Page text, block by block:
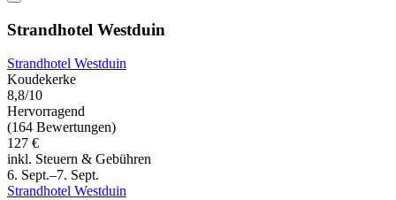
Strandhotel Westduin
Strandhotel Westduin
Koudekerke
8,8/10
Hervorragend
(164 Bewertungen)
127 €
inkl. Steuern & Gebühren
6. Sept.–7. Sept.
Strandhotel Westduin